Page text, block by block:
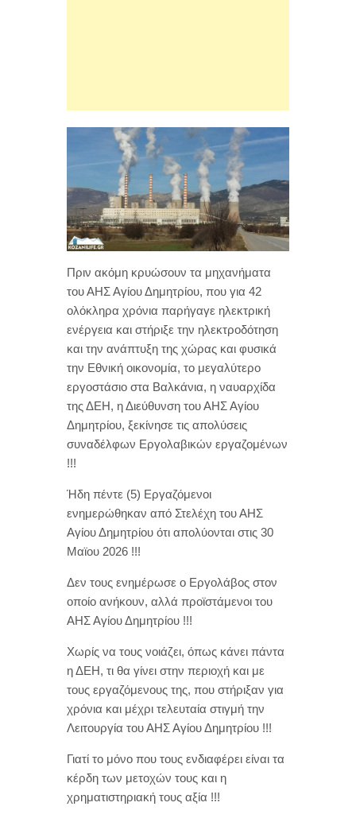
Πριν ακόμη κρυώσουν τα μηχανήματα
του ΑΗΣ Αγίου Δημητρίου, που για 42
ολόκληρα χρόνια παρήγαγε ηλεκτρική
ενέργεια και στήριξε την ηλεκτροδότηση
και την ανάπτυξη της χώρας και φυσικά
την Εθνική οικονομία, το μεγαλύτερο
εργοστάσιο στα Βαλκάνια, η ναυαρχίδα
της ΔΕΗ, η Διεύθυνση του ΑΗΣ Αγίου
Δημητρίου, ξεκίνησε τις απολύσεις
συναδέλφων Εργολαβικών εργαζομένων
!!!
Ήδη πέντε (5) Εργαζόμενοι
ενημερώθηκαν από Στελέχη του ΑΗΣ
Αγίου Δημητρίου ότι απολύονται στις 30
Μαϊου 2026 !!!
Δεν τους ενημέρωσε ο Εργολάβος στον
οποίο ανήκουν, αλλά προϊστάμενοι του
ΑΗΣ Αγίου Δημητρίου !!!
Χωρίς να τους νοιάζει, όπως κάνει πάντα
η ΔΕΗ, τι θα γίνει στην περιοχή και με
τους εργαζόμενους της, που στήριξαν για
χρόνια και μέχρι τελευταία στιγμή την
Λειτουργία του ΑΗΣ Αγίου Δημητρίου !!!
Γιατί το μόνο που τους ενδιαφέρει είναι τα
κέρδη των μετοχών τους και η
χρηματιστηριακή τους αξία !!!